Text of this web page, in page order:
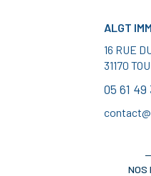
ALGT
16 RUE
31170
05 61 49
NOS